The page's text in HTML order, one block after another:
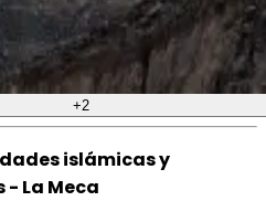
+2
islámicas y
La Meca